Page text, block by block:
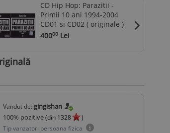
CD Hip Hop: Parazitii -
Primii 10 ani 1994-2004
CD01 si CD02 ( originale )
40000 Lei
Vandut de: gingishan
100% pozitive(din 1328
)
Tip vanzator: persoana fizica